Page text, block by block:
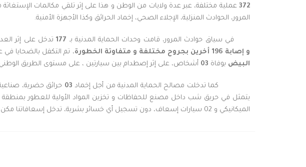
372 عملية مختلفة، عبر عدة ولايات من الوطن و هذا على إثر تلقي مكالمات
المرور، الحوادث المنزلية، الإجلاء الصحي، إخماد الحرائق وكذا الأجهزة الأمنية.
في سياق حوادث المرور، قامت وحدات الحماية المدنية بـ 177تدخل على إثر
و إصابة 196 أخرين بجروح مختلفة و متفاوتة الخطورة، تم التكفل بالضحايا
البيض بوفاة 03 أشخاص، على إثر إصطدام بين سيارتين ، على مستوى الطريق الوطني رقم 47، بلديــــة و دائرة
كما تدخلت مصالح الحماية المدنية من أجل إخماد 03 حرائق حضرية،
الميكانيكي و 02 سيارات إسعاف، دون تسجيل أي خسائر بشرية، تدخل إسعافاتنا مكن من السيطرة على هذه الحرائق و منع إنتشارهم إلى باقي المناطق المجاورة.